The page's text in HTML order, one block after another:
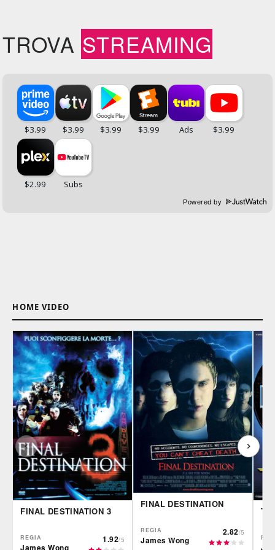
TROVA STREAMING
Powered by
HOME VIDEO
FINAL DESTINATION 3
REGIA
James Wong
1.92/5
FINAL DESTINATION
REGIA
James Wong
2.82/5